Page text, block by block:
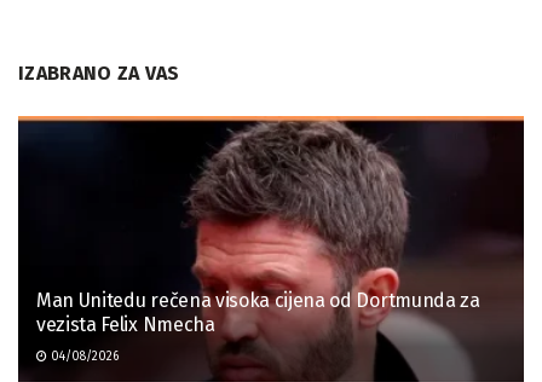
IZABRANO ZA VAS
Man Unitedu rečena visoka cijena od Dortmunda za
vezista Felix Nmecha
04/08/2026